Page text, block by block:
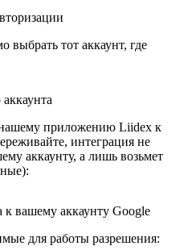
тот аккаунт, где
нашему приложению Liidex к
интеграция не
аккаунту, а лишь возьмет
к вашему аккаунту Google
для работы разрешения: